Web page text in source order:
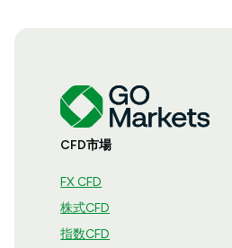
CFD市場
FX CFD
株式CFD
指数CFD